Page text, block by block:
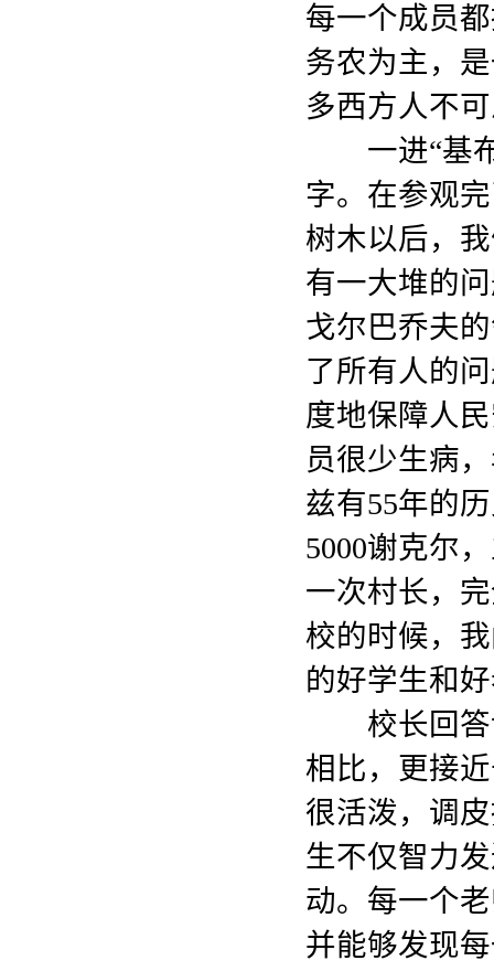
每一个成员
务农为主，
多西方人不
一进“基布
字。在参观
树木以后，
有一大堆的
戈尔巴乔夫
了所有人的
度地保障人
员很少生病
兹有55年的
5000谢克尔
一次村长，
校的时候，
的好学生和
校长回答
相比，更接
很活泼，调
生不仅智力
动。每一个
并能够发现